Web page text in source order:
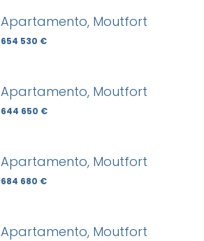
Apartamento, Moutfort
654 530 €
Apartamento, Moutfort
644 650 €
Apartamento, Moutfort
684 680 €
Apartamento, Moutfort